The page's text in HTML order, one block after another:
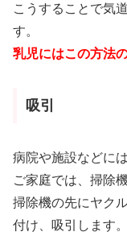
こうすることで気
す。
乳児にはこの方法
吸引
病院や施設などに
ご家庭では、掃除
掃除機の先にヤク
付け、吸引します